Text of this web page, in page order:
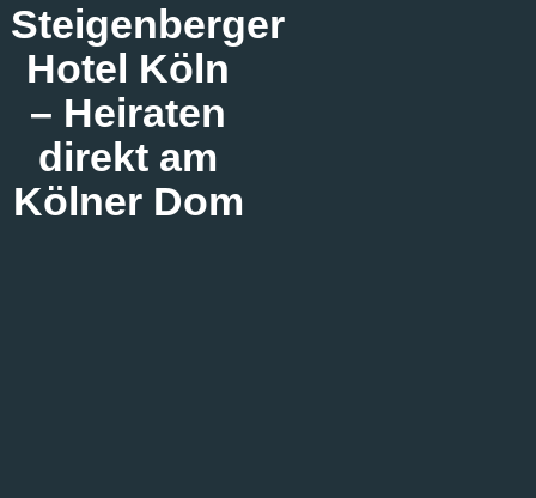
Steigenberger
Hotel Köln
– Heiraten
direkt am
Kölner Dom